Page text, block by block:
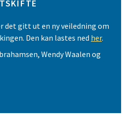
det gitt ut en ny veiledning om
Den kan lastes ned her.
Wendy Waalen og